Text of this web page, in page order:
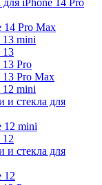
14 Pro Max
13 mini
13
13 Pro
13 Pro Max
12 mini
и стекла для
12 mini
12
и стекла для
12